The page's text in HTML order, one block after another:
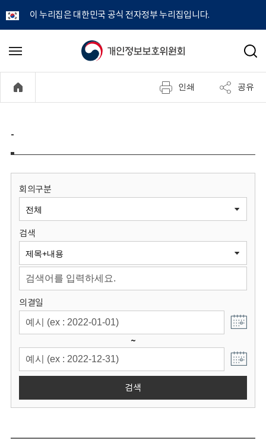
이 누리집은 대한민국 공식 전자정부 누리집입니다.
개
정
보
원
회
메
기
검
인쇄 공유
-
회의구분
검색
의결일
~
검색